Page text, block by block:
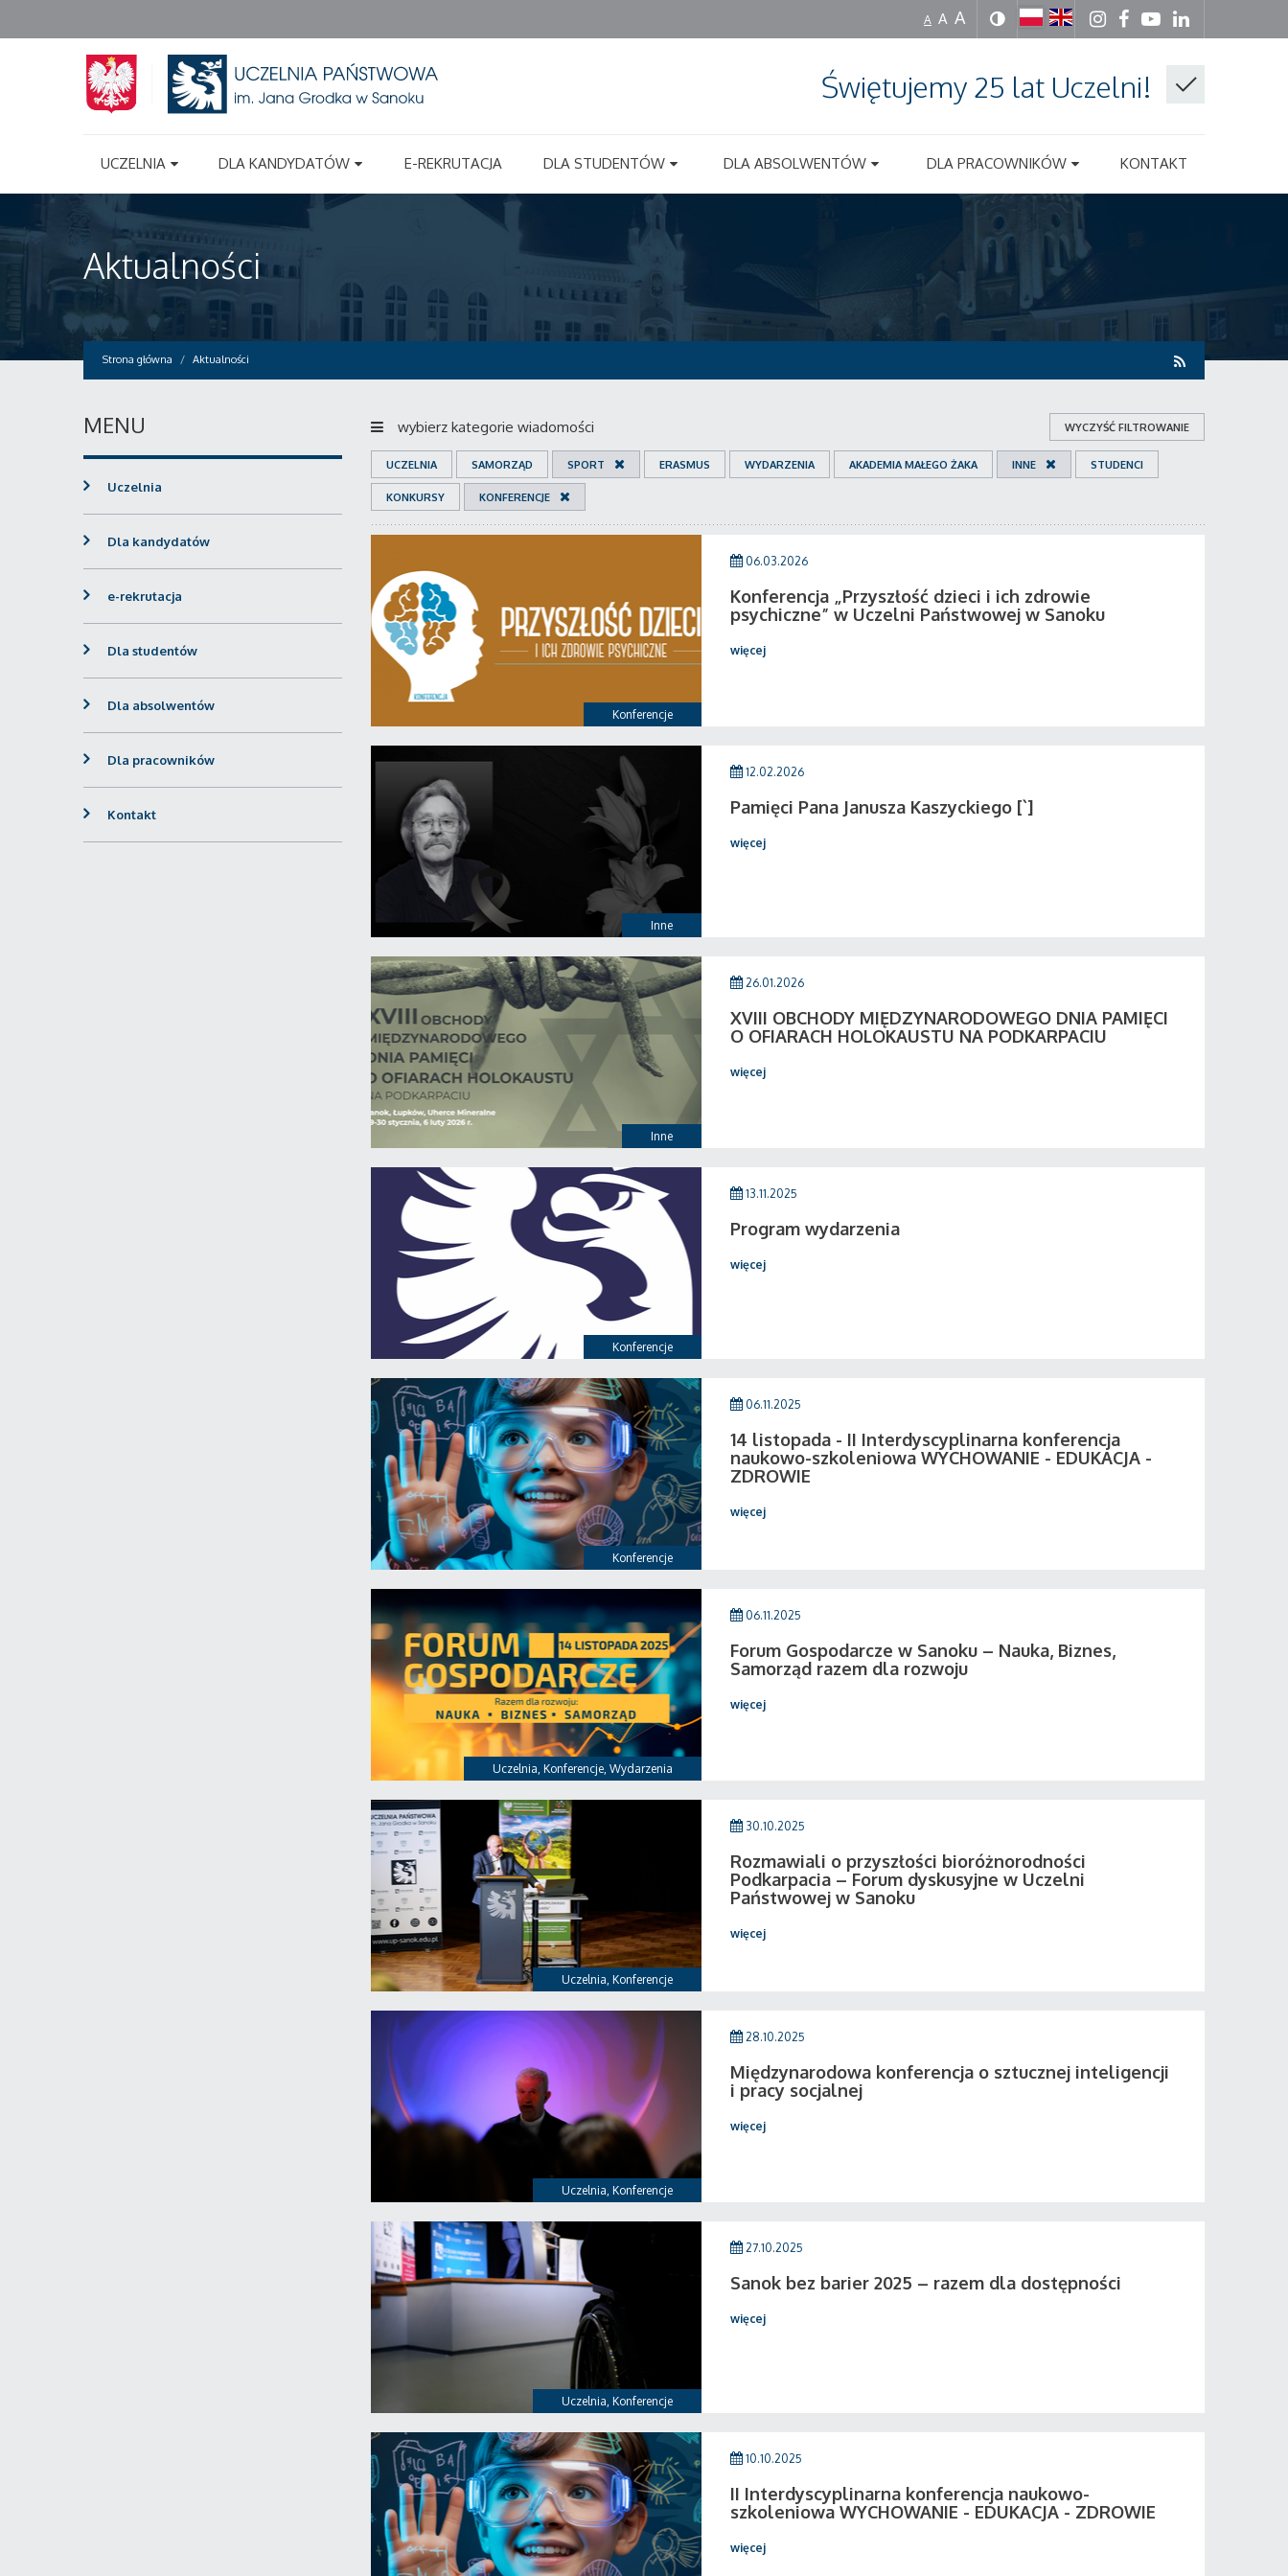
A A A
Świętujemy 25 lat Uczelni!
UCZELNIA DLA KANDYDATÓW E-REKRUTACJA DLA STUDENTÓW DLA ABSOLWENTÓW DLA PRACOWNIKÓW KONTAKT
Aktualności
Strona główna Aktualności
wybierz kategorie wiadomości WYCZYŚĆ FILTROWANIE
UCZELNIA SAMORZĄD SPORT ERASMUS WYDARZENIA AKADEMIA MAŁEGO ŻAKA INNE STUDENCI
KONKURSY KONFERENCJE
Konferencje
06.03.2026
Konferencja „Przyszłość dzieci i ich zdrowie
psychiczne” w Uczelni Państwowej w Sanoku
więcej
Inne
12.02.2026
Pamięci Pana Janusza Kaszyckiego [`]
więcej
Inne
26.01.2026
XVIII OBCHODY MIĘDZYNARODOWEGO DNIA PAMIĘCI
O OFIARACH HOLOKAUSTU NA PODKARPACIU
więcej
Konferencje
13.11.2025
Program wydarzenia
więcej
Konferencje
06.11.2025
14 listopada - II Interdyscyplinarna konferencja
naukowo-szkoleniowa WYCHOWANIE - EDUKACJA -
ZDROWIE
więcej
Uczelnia, Konferencje, Wydarzenia
06.11.2025
Forum Gospodarcze w Sanoku – Nauka, Biznes,
Samorząd razem dla rozwoju
więcej
Uczelnia, Konferencje
30.10.2025
Rozmawiali o przyszłości bioróżnorodności
Podkarpacia – Forum dyskusyjne w Uczelni
Państwowej w Sanoku
więcej
Uczelnia, Konferencje
28.10.2025
Międzynarodowa konferencja o sztucznej inteligencji
i pracy socjalnej
więcej
Uczelnia, Konferencje
27.10.2025
Sanok bez barier 2025 – razem dla dostępności
więcej
10.10.2025
II Interdyscyplinarna konferencja naukowo-
szkoleniowa WYCHOWANIE - EDUKACJA - ZDROWIE
więcej
MENU
Uczelnia
Dla kandydatów
e-rekrutacja
Dla studentów
Dla absolwentów
Dla pracowników
Kontakt